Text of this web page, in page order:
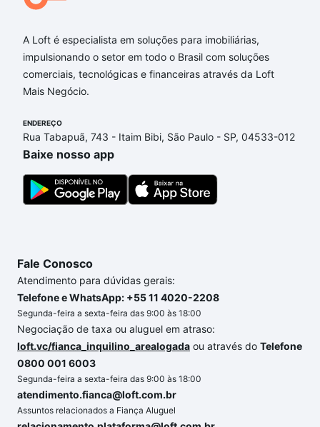
Valor referente a unidade 58,37m² do 13º andar unidade 132
A Loft é especialista em soluções para imobiliárias,
impulsionando o setor em todo o Brasil com soluções
comerciais, tecnológicas e financeiras através da Loft
Mais Negócio.
ENDEREÇO
Rua Tabapuã, 743 - Itaim Bibi, São Paulo - SP, 04533-012
Baixe nosso app
Fale Conosco
Atendimento para dúvidas gerais:
Telefone e WhatsApp: +55 11 4020-2208
Segunda-feira a sexta-feira das 9:00 às 18:00
Negociação de taxa ou aluguel em atraso:
loft.vc/fianca_inquilino_arealogada ou através do Telefone
0800 001 6003
Segunda-feira a sexta-feira das 9:00 às 18:00
atendimento.fianca@loft.com.br
Assuntos relacionados a Fiança Aluguel